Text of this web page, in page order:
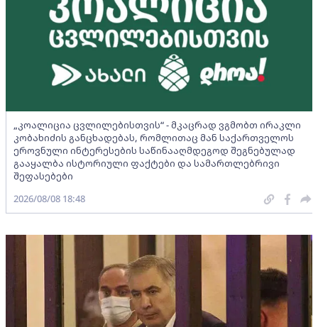
„კოალიცია ცვლილებისთვის“ - მკაცრად ვგმობთ ირაკლი
კობახიძის განცხადებას, რომლითაც მან საქართველოს
ეროვნული ინტერესების საწინააღმდეგოდ შეგნებულად
გააყალბა ისტორიული ფაქტები და სამართლებრივი
შეფასებები
2026/08/08 18:48